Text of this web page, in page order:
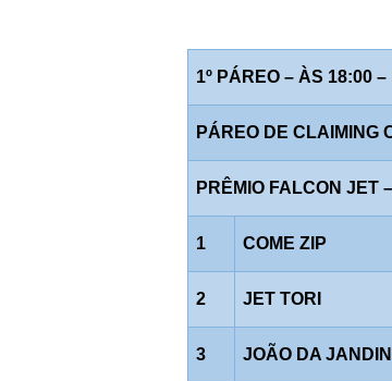
1º PÁREO – ÀS 18:00
PÁREO DE CLAIMING
PRÊMIO FALCON JET
1 COME ZIP
2 JET TORI
3 JOÃO DA